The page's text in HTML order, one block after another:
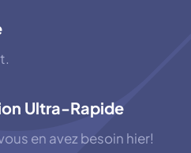
Ultra-Rapide
en avez besoin hier!